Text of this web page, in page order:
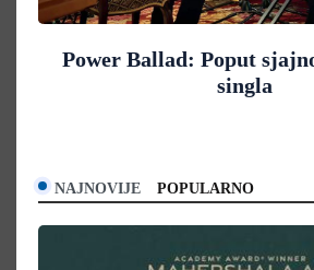
Power Ballad: Poput
singla
NAJNOVIJE POPULARNO